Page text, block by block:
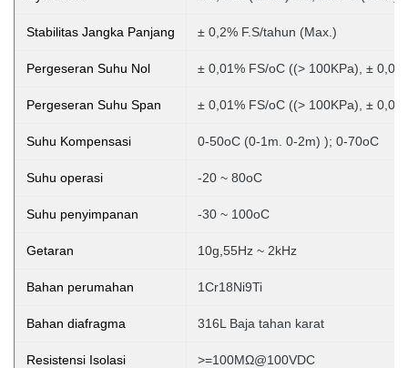
Stabilitas Jangka Panjang ± 0,2% F.S/tahun (Max.)
Pergeseran Suhu Nol ± 0,01% FS/oC ((> 100KPa), ±
Pergeseran Suhu Span ± 0,01% FS/oC ((> 100KPa), ±
Suhu Kompensasi 0-50oC (0-1m. 0-2m) ); 0-70oC
Suhu operasi -20 ~ 80oC
Suhu penyimpanan -30 ~ 100oC
Getaran 10g,55Hz ~ 2kHz
Bahan perumahan 1Cr18Ni9Ti
Bahan diafragma 316L Baja tahan karat
Resistensi Isolasi >=100MΩ@100VDC